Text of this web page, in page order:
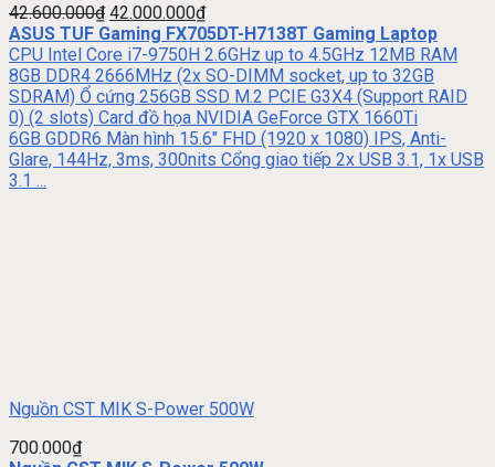
42.600.000₫ 42.000.000₫
ASUS TUF Gaming FX705DT-H7138T Gaming Laptop
CPU Intel Core i7-9750H 2.6GHz up to 4.5GHz 12MB RAM
8GB DDR4 2666MHz (2x SO-DIMM socket, up to 32GB
SDRAM) Ổ cứng 256GB SSD M.2 PCIE G3X4 (Support RAID
0) (2 slots) Card đồ họa NVIDIA GeForce GTX 1660Ti
6GB GDDR6 Màn hình 15.6″ FHD (1920 x 1080) IPS, Anti-
Glare, 144Hz, 3ms, 300nits Cổng giao tiếp 2x USB 3.1, 1x USB
3.1 ...
Nguồn CST MIK S-Power 500W
700.000₫